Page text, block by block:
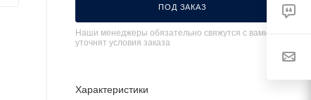
ПОД ЗАКАЗ
Наши менеджеры обязательно свяжутся с вами и
уточнят условия заказа
Характеристики